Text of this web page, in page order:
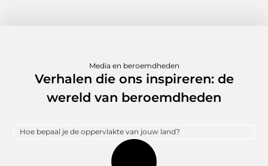
Media en beroemdheden
Verhalen die ons inspireren: de
wereld van beroemdheden
Hoe bepaal je de oppervlakte van jouw land?